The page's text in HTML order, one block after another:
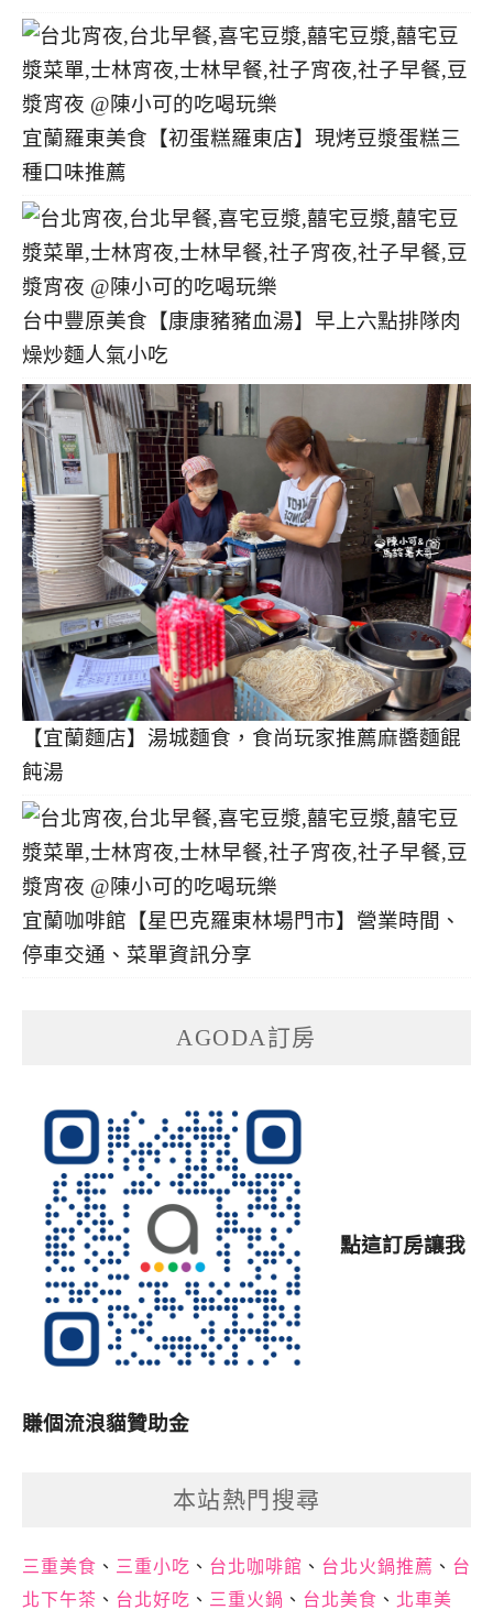
宜蘭羅東美食【初蛋糕羅東店】現烤豆漿蛋糕三
種口味推薦
台中豐原美食【康康豬豬血湯】早上六點排隊肉
燥炒麵人氣小吃
【宜蘭麵店】湯城麵食，食尚玩家推薦麻醬麵餛
飩湯
宜蘭咖啡館【星巴克羅東林場門市】營業時間、
停車交通、菜單資訊分享
AGODA訂房
點這訂房讓我
賺個流浪貓贊助金
本站熱門搜尋
三重美食 、 三重小吃 、 台北咖啡館 、 台北火鍋推薦 、 台
北下午茶 、 台北好吃 、 三重火鍋 、 台北美食 、 北車美